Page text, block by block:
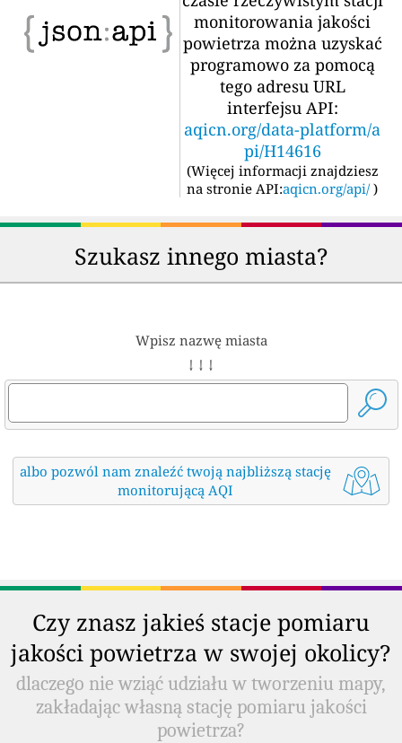
monitorowania jakości
powietrza można uzyskać
programowo za pomocą
tego adresu URL
interfejsu API:
aqicn.org/data-platform/a
pi/H14616
(Więcej informacji znajdziesz
na stronie API:aqicn.org/api/ )
Szukasz innego miasta?
Wpisz nazwę miasta
↓ ↓ ↓
albo pozwól nam znaleźć twoją najbliższą stację
monitorującą AQI
Czy znasz jakieś stacje pomiaru
jakości powietrza w swojej okolicy?
dlaczego nie wziąć udziału w tworzeniu mapy,
zakładając własną stację pomiaru jakości
powietrza?